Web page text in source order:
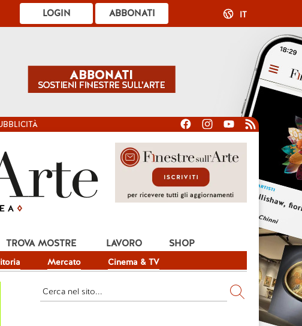
ABBONATI
LOGIN IT
Mercato Cinema & TV
TROVA MOSTRE LAVORO SHOP